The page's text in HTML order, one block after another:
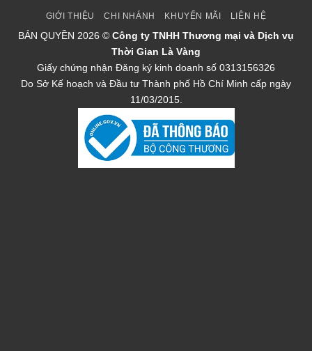
GIỚI THIỆU CHI NHÁNH KHUYẾN MÃI LIÊN HỆ
BẢN QUYỀN 2026 © Công ty TNHH Thương mại và Dịch vụ
Thời Gian Là Vàng
Giấy chứng nhận Đăng ký kinh doanh số 0313156326
Do Sở Kế hoạch và Đầu tư Thành phố Hồ Chí Minh cấp ngày
11/03/2015.